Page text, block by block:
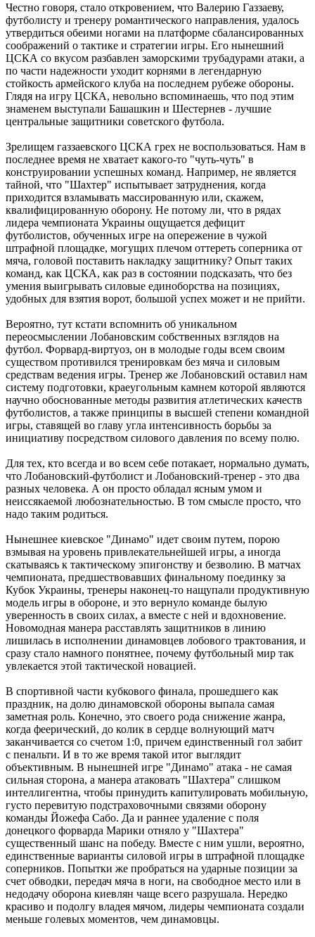
Честно говоря, стало откровением, что Валерию Газзаеву,
футболисту и тренеру романтического направления, удалось
утвердиться обеими ногами на платформе сбалансированных
соображений о тактике и стратегии игры. Его нынешний
ЦСКА со вкусом разбавлен заморскими трубадурами атаки, а
по части надежности уходит корнями в легендарную
стойкость армейского клуба на последнем рубеже обороны.
Глядя на игру ЦСКА, невольно вспоминаешь, что под этим
знаменем выступали Башашкин и Шестернев - лучшие
центральные защитники советского футбола.
Зрелищем газзаевского ЦСКА грех не воспользоваться. Нам в
последнее время не хватает какого-то "чуть-чуть" в
конструировании успешных команд. Например, не является
тайной, что "Шахтер" испытывает затруднения, когда
приходится взламывать массированную или, скажем,
квалифицированную оборону. Не потому ли, что в рядах
лидера чемпионата Украины ощущается дефицит
футболистов, обученных игре на опережение в чужой
штрафной площадке, могущих плечом оттереть соперника от
мяча, головой поставить накладку защитнику? Опыт таких
команд, как ЦСКА, как раз в состоянии подсказать, что без
умения выигрывать силовые единоборства на позициях,
удобных для взятия ворот, большой успех может и не прийти.
Вероятно, тут кстати вспомнить об уникальном
переосмыслении Лобановским собственных взглядов на
футбол. Форвард-виртуоз, он в молодые годы всем своим
существом противился тренировкам без мяча и силовым
средствам ведения игры. Тренер же Лобановский оставил нам
систему подготовки, краеугольным камнем которой являются
научно обоснованные методы развития атлетических качеств
футболистов, а также принципы в высшей степени командной
игры, ставящей во главу угла интенсивность борьбы за
инициативу посредством силового давления по всему полю.
Для тех, кто всегда и во всем себе потакает, нормально думать,
что Лобановский-футболист и Лобановский-тренер - это два
разных человека. А он просто обладал ясным умом и
неиссякаемой любознательностью. В том смысле просто, что
надо таким родиться.
Нынешнее киевское "Динамо" идет своим путем, порою
взмывая на уровень привлекательнейшей игры, а иногда
скатываясь к тактическому эпигонству и безволию. В матчах
чемпионата, предшествовавших финальному поединку за
Кубок Украины, тренеры наконец-то нащупали продуктивную
модель игры в обороне, и это вернуло команде былую
уверенность в своих силах, а вместе с ней и вдохновение.
Новомодная манера расставлять защитников в линию
лишилась в исполнении динамовцев лобового трактования, и
сразу стало намного понятнее, почему футбольный мир так
увлекается этой тактической новацией.
В спортивной части кубкового финала, прошедшего как
праздник, на долю динамовской обороны выпала самая
заметная роль. Конечно, это своего рода снижение жанра,
когда феерический, до колик в сердце волнующий матч
заканчивается со счетом 1:0, причем единственный гол забит
с пенальти. И в то же время такой итог выглядит
объективным. В нынешней игре "Динамо" атака - не самая
сильная сторона, а манера атаковать "Шахтера" слишком
интеллигентна, чтобы принудить капитулировать мобильную,
густо перевитую подстраховочными связями оборону
команды Йожефа Сабо. Да и раннее удаление с поля
донецкого форварда Марики отняло у "Шахтера"
существенный шанс на победу. Вместе с ним ушли, вероятно,
единственные варианты силовой игры в штрафной площадке
соперников. Попытки же пробраться на ударные позиции за
счет обводки, передач мяча в ноги, на свободное место или в
недодачу оборона киевлян чаще всего разрушала. Нередко
красиво и подолгу владея мячом, лидеры чемпионата создали
меньше голевых моментов, чем динамовцы.